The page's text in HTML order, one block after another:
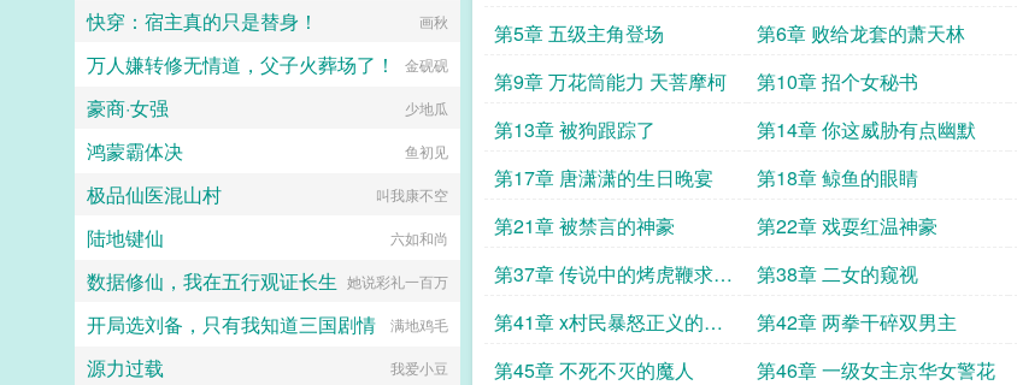
赞评论收藏
第5章 五级主角登场
第6章 败给龙套的萧天林
第9章 万花筒能力 天菩摩柯
第10章 招个女秘书
第13章 被狗跟踪了
第14章 你这威胁有点幽默
第17章 唐潇潇的生日晚宴
第18章 鲸鱼的眼睛
第21章 被禁言的神豪 第22章 戏耍红温神豪
第37章 传说中的烤虎鞭求点
赞收藏打赏
第38章 二女的窥视
第41章 x村民暴怒正义的一
打三去点赞打赏
第42章 两拳干碎双男主
第45章 不死不灭的魔人
第46章 一级女主京华女警花
快穿：宿主真的只是替身！ 画秋
万人嫌转修无情道，父子火葬场了！ 金砚砚
豪商·女强 少地瓜
鸿蒙霸体决 鱼初见
极品仙医混山村 叫我康不空
陆地键仙 六如和尚
数据修仙，我在五行观证长生 她说彩礼一百万
开局选刘备，只有我知道三国剧情 满地鸡毛
源力过载 我爱小豆